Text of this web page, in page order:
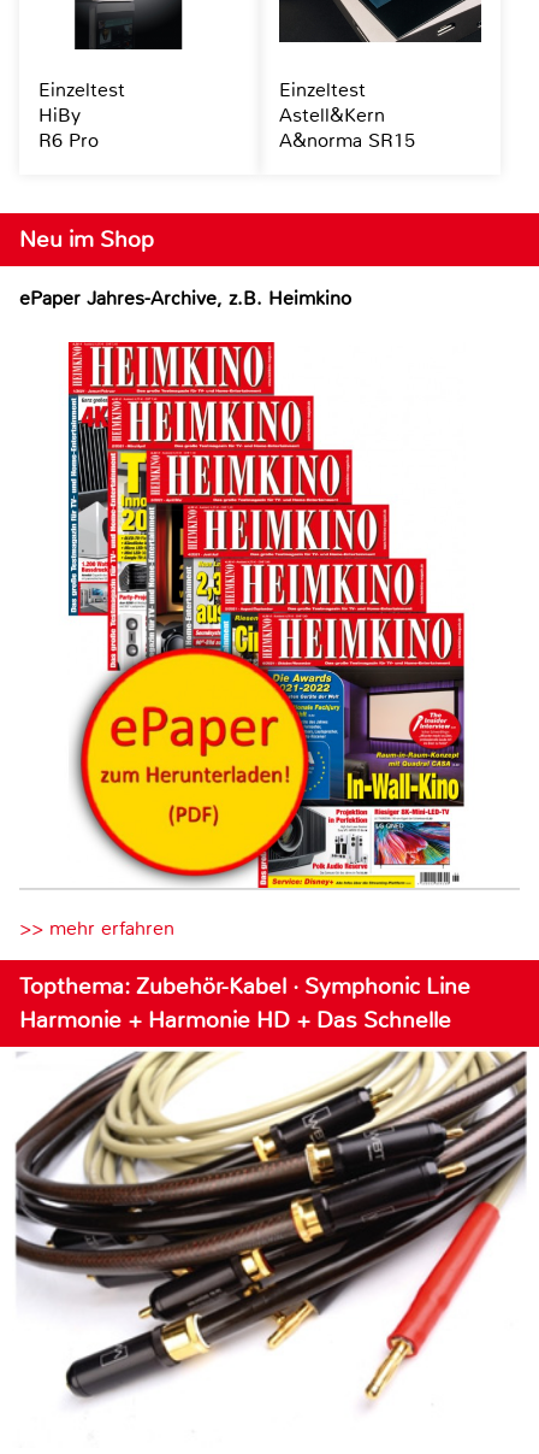
Neu im Shop
ePaper Jahres-Archive, z.B. Heimkino
>> mehr erfahren
Topthema: Zubehör-Kabel · Symphonic Line
Harmonie + Harmonie HD + Das Schnelle
Einzeltest
HiBy
R6 Pro
Einzeltest
Astell&Kern
A&norma SR15